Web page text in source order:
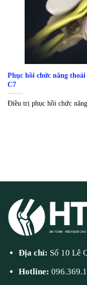
Phục hồi chức năng
C7
Điều trị phục hồi chức
Địa chỉ: Số 10 Lê
Hotline: